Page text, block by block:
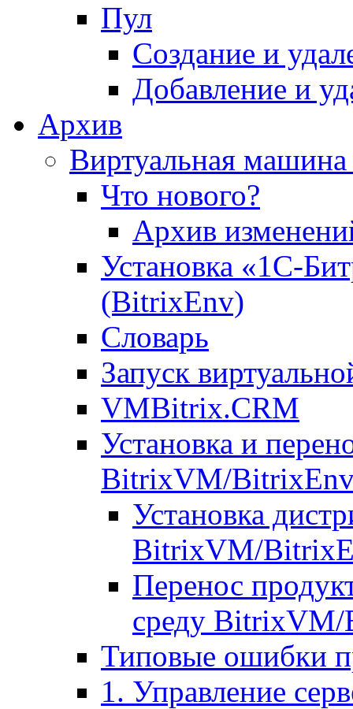
Пул
Создание и
Добавление и
Архив
Виртуальная
Что нового?
Архив
Установка «1С-
(BitrixEnv)
Словарь
Запуск
VMBitrix.CRM
Установка и
BitrixVM/
Установка
BitrixVM/
Перенос
среду
Типовые ошибки
1. Управление